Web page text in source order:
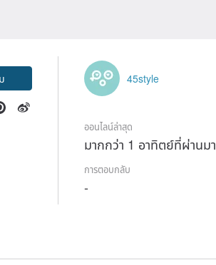
45style
ออนไลน์ล่าสุด
มากกว่า 1 อาทิตย์ที่ผ่านมา
การตอบกลับ
-